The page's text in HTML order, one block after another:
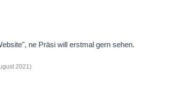
ne Präsi will erstmal gern sehen.
2021)